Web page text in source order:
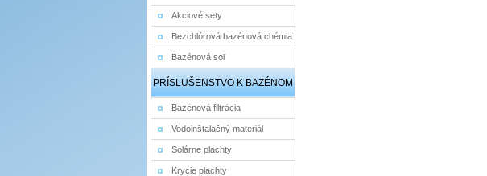
Akciové sety
Bezchlórová bazénová chémia
Bazénová soľ
PRÍSLUŠENSTVO K BAZÉNOM
Bazénová filtrácia
Vodoinštalačný materiál
Solárne plachty
Krycie plachty